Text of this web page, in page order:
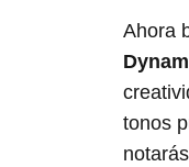
Ahora
tonos